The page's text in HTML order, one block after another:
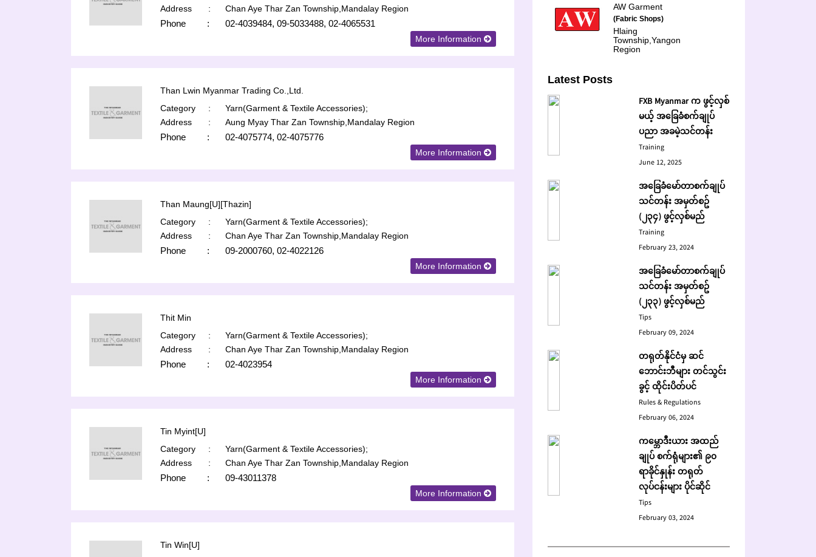
Address
: Chan Aye Thar Zan Township,Mandalay Region
Phone : 02-4039484, 09-5033488, 02-4065531
More Information
Than Lwin Myanmar Trading Co.,Ltd.
Category
:
Yarn(Garment & Textile Accessories);
Address
: Aung Myay Thar Zan Township,Mandalay Region
Phone : 02-4075774, 02-4075776
More Information
Than Maung[U][Thazin]
Category
:
Yarn(Garment & Textile Accessories);
Address
: Chan Aye Thar Zan Township,Mandalay Region
Phone : 09-2000760, 02-4022126
More Information
Thit Min
Category
:
Yarn(Garment & Textile Accessories);
Address
: Chan Aye Thar Zan Township,Mandalay Region
Phone : 02-4023954
More Information
Tin Myint[U]
Category
:
Yarn(Garment & Textile Accessories);
Address
: Chan Aye Thar Zan Township,Mandalay Region
Phone : 09-43011378
More Information
Tin Win[U]
AW Garment
(Fabric Shops)
Hlaing
Township,Yangon
Region
Latest Posts
FXB Myanmar က ဖွင့်လှစ်
မယ့် အခြေခံစက်ချုပ်
ပညာ အခမဲ့သင်တန်း
Training
June 12, 2025
အခြေခံမော်တာစက်ချုပ်
သင်တန်း အမှတ်စဥ်
(၂၃၄) ဖွင့်လှစ်မည်
Training
February 23, 2024
အခြေခံမော်တာစက်ချုပ်
သင်တန်း အမှတ်စဥ်
(၂၃၃) ဖွင့်လှစ်မည်
Tips
February 09, 2024
တရုတ်နိုင်ငံမှ ဆင်
ဘောင်းဘီများ တင်သွင်း
ခွင့် ထိုင်းပိတ်ပင်
Rules & Regulations
February 06, 2024
ကမ္ဘောဒီးယား အထည်
ချုပ် စက်ရုံများ၏ ၉၀
ရာခိုင်နှုန်း တရုတ်
လုပ်ငန်းများ ပိုင်ဆိုင်
Tips
February 03, 2024